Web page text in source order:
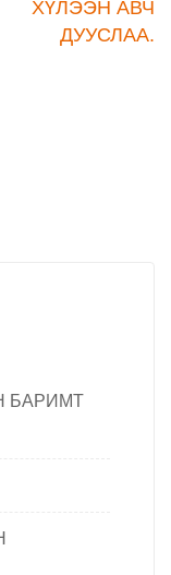
ХҮЛЭЭН АВЧ
ДУУСЛАА.
БАРИМТ